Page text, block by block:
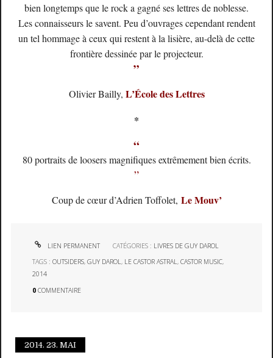
bien longtemps que le rock a gagné ses lettres de noblesse.
Les connaisseurs le savent. Peu d’ouvrages cependant rendent
un tel hommage à ceux qui restent à la lisière, au-delà de cette
frontière dessinée par le projecteur.
”
Olivier Bailly, L’École des Lettres
*
“
80 portraits de loosers magnifiques extrêmement bien écrits.
”
Coup de cœur d’Adrien Toffolet, Le Mouv’
LIEN PERMANENT CATÉGORIES : LIVRES DE GUY DAROL
TAGS :OUTSIDERS,GUY DAROL, LE CASTOR ASTRAL,CASTOR MUSIC,
2014
0 COMMENTAIRE
2014. 23. MAI